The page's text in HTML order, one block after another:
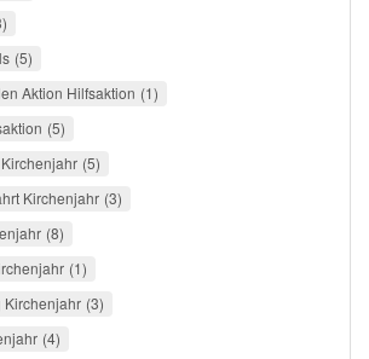
5
Aktion Hilfsaktion 1
5
5
Kirchenjahr 3
8
1
Kirchenjahr 3
4